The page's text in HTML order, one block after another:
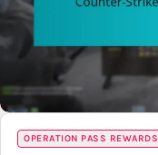
OPERATION PASS REWARDS